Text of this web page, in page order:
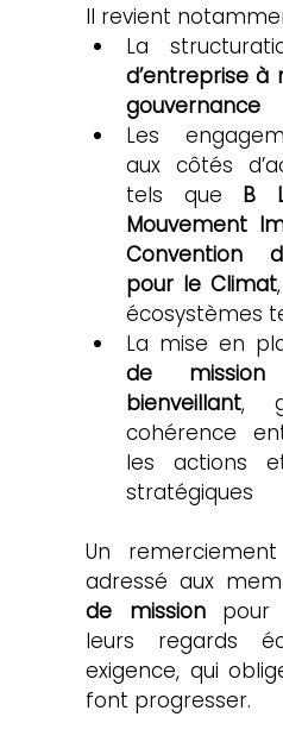
Il revient
La
d’entreprise à
gouvernance
Les
aux côtés
tels que B
Mouvement
Convention
pour le Climat
écosystèmes
La mise en
de
bienveillant,
cohérence
les actions
stratégiques
Un
adressé aux
de mission pour
leurs regards
exigence, qui
font progresser.